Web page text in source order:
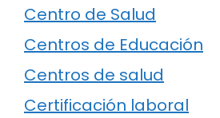
Centro de Salud
Centros de Educación
Centros de salud
Certificación laboral